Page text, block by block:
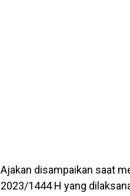
Ajakan disampaikan saat
2023/1444 H yang